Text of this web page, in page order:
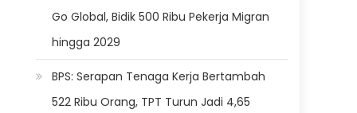
Go Global, Bidik 500 Ribu Pekerja Migran
hingga 2029
BPS: Serapan Tenaga Kerja Bertambah
522 Ribu Orang, TPT Turun Jadi 4,65